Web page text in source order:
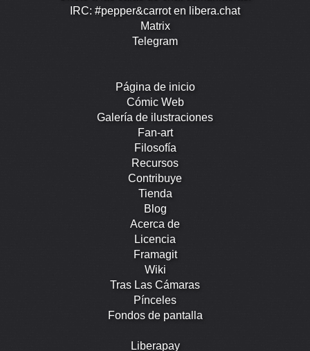
IRC: #pepper&carrot en libera.chat
Matrix
Telegram
Página de inicio
Cómic Web
Galería de ilustraciones
Fan-art
Filosofía
Recursos
Contribuye
Tienda
Blog
Acerca de
Licencia
Framagit
Wiki
Tras Las Cámaras
Pínceles
Fondos de pantalla
Liberapay